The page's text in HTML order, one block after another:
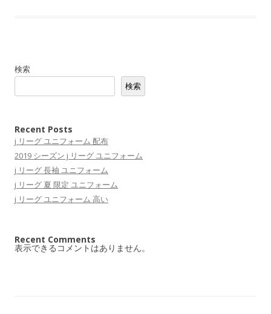
検索
検索
Recent Posts
j リーグ ユニフォーム 配布
2019 シーズン j リーグ ユニフォーム
j リーグ 長袖 ユニフォーム
j リーグ 夏 限定 ユニフォーム
j リーグ ユニフォーム 高い
Recent Comments
表示できるコメントはありません。